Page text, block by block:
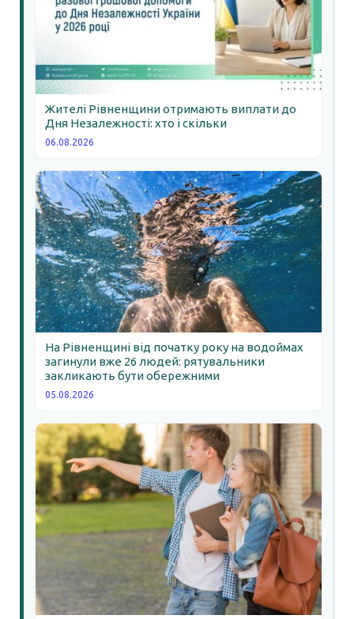
Жителі Рівненщини отримають виплати до
Дня Незалежності: хто і скільки
06.08.2026
На Рівненщині від початку року на водоймах
загинули вже 26 людей: рятувальники
закликають бути обережними
05.08.2026